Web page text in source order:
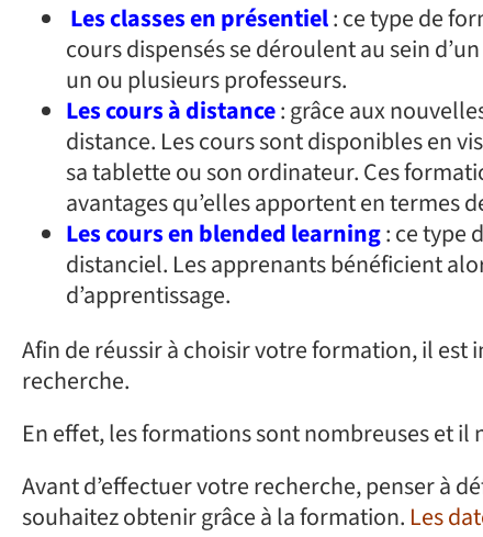
Les classes en présentiel: ce type de
cours dispensés se déroulent au sein
un ou plusieurs professeurs.
Les cours à distance: grâce aux
distance. Les cours sont disponibles en
sa tablette ou son ordinateur. Ces
avantages qu’elles apportent en termes
Les cours en blended learning: ce type
distanciel. Les apprenants bénéficient
d’apprentissage.
Afin de réussir à choisir votre formation, il est
recherche.
En effet, les formations sont nombreuses et il
Avant d’effectuer votre recherche, penser à
souhaitez obtenir grâce à la formation. Les